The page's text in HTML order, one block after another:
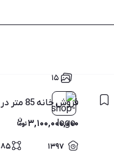
۱۵
فروش خانه 85 متر در موزیرج ارشاد 21
۳,۱۰۰,۰۰۰,۰۰۰
۱۳۹۷ ۸۵